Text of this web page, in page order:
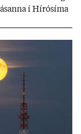
í Hírósíma